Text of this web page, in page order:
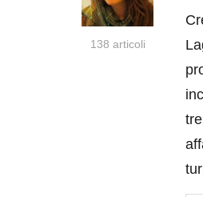
138 articoli